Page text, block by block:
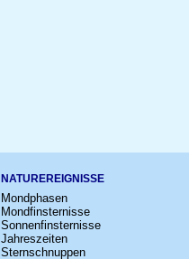
NATUREREIGNISSE
Mondphasen
Mondfinsternisse
Sonnenfinsternisse
Jahreszeiten
Sternschnuppen